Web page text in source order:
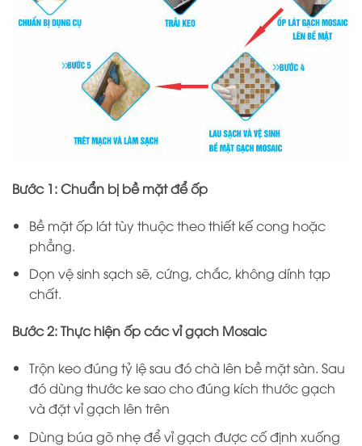
Bước 1: Chuẩn bị bề mặt để ốp
Bề mặt ốp lát tùy thuộc theo thiết kế cong hoặc
phẳng.
Dọn vệ sinh sạch sẽ, cứng, chắc, không dính tạp
chất.
Bước 2:Thực hiện ốp các vỉ gạch Mosaic
Trộn keo đúng tỷ lệ sau đó chà lên bề mặt sàn. Sau
đó dùng thước ke sao cho đúng kích thước gạch
và đặt vỉ gạch lên trên
Dùng búa gõ nhẹ để vỉ gạch được cố định xuống